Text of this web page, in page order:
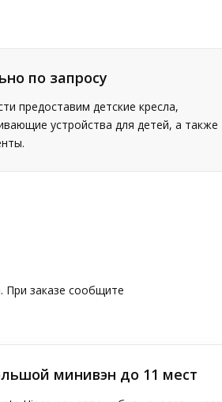
по запросу
предоставим детские кресла,
устройства для детей, а также
При заказе сообщите
минивэн до 11 мест